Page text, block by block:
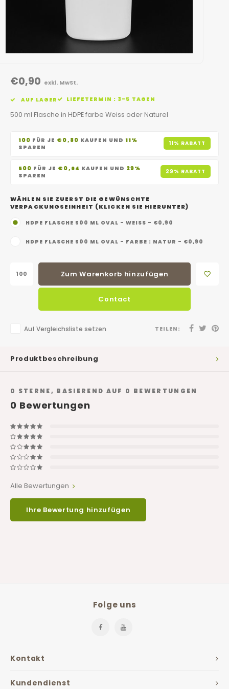
€0,90 exkl. MwSt.
AUF LAGER LIEFETERMIN : 3-5 TAGEN
500 ml Flasche in HDPE farbe Weiss oder Naturel
100 FÜR JE €0,80 KAUFEN UND 11%
SPAREN
11% RABATT
500 FÜR JE €0,64 KAUFEN UND 29%
SPAREN
29% RABATT
WÄHLEN SIE ZUERST DIE GEWÜNSCHTE
VERPACKUNGSEINHEIT (KLICKEN SIE HIERUNTER)
HDPE FLASCHE 500 ML OVAL - WEISS - €0,90
HDPE FLASCHE 500 ML OVAL - FARBE : NATUR - €0,90
Zum Warenkorb hinzufügen
Contact
Auf Vergleichsliste setzen TEILEN:
Produktbeschreibung
0 STERNE, BASIEREND AUF 0 BEWERTUNGEN
0 Bewertungen
Alle Bewertungen
Ihre Bewertung hinzufügen
Kontakt
Folge uns
Kundendienst